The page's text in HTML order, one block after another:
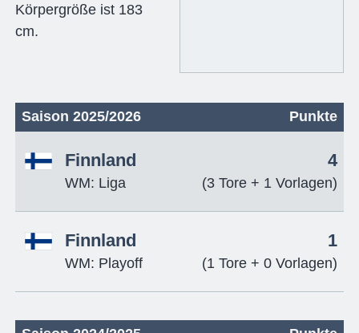
Körpergröße ist 183
cm.
Saison 2025/2026 Punkte
Finnland
WM: Liga
4
(3 Tore + 1 Vorlagen)
Finnland
WM: Playoff
1
(1 Tore + 0 Vorlagen)